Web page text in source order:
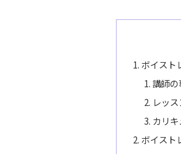
ボイスト
講師
レッ
カリ
ボイスト